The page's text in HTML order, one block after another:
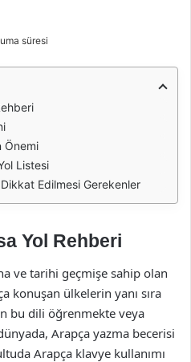
süresi
Önemi
Listesi
Dikkat Edilmesi Gerekenler
Yol Rehberi
ve tarihi geçmişe sahip olan
konuşan ülkelerin yanı sıra
bu dili öğrenmekte veya
Arapça yazma becerisi
Arapça klavye kullanımı